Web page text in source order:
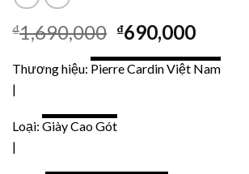
₫1,690,000 ₫690,000
Thương hiệu: Pierre Cardin Việt Nam
|
Loại: Giày Cao Gót
|